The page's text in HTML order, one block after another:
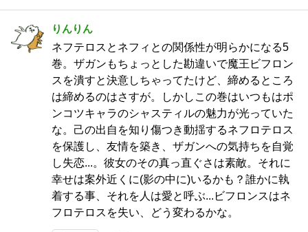
りんりん
ネフテロスとネフィとの関係性が明らかになる5
巻。ザガンもちょっとした勘違いで魔王ビフロン
スを潰すと決意しちゃってたけど、締めるところ
は締めるのはさすが。しかしこの巻はいつもはポ
ンコツキャラのシャスティルの魅力が光っていた
な。己の出自を知り傷つき動揺するネフロテロス
を保護し、友情を築き、ザガンへの気持ちを自覚
し失恋...。彼女のその真っ直ぐさは素敵。それに
幸せは案外近くに(影の中に)いるかも？誰かに執
着する事、それを人は愛と呼ぶ...ビフロンスはネ
フロテロスを失い、どう変わるかな。